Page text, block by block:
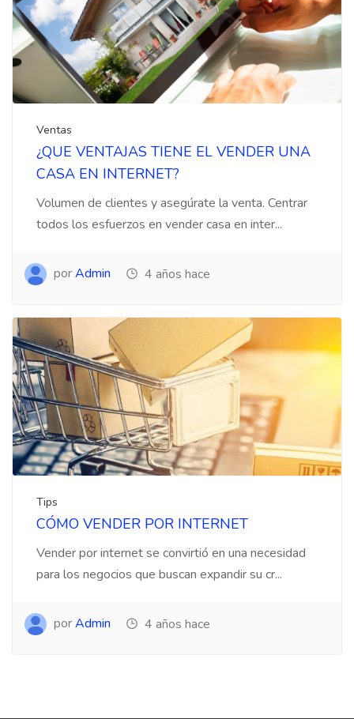
Ventas
¿QUE VENTAJAS TIENE EL VENDER UNA
CASA EN INTERNET?
Volumen de clientes y asegúrate la venta. Centrar
todos los esfuerzos en vender casa en inter...
porAdmin 4 años hace
Tips
CÓMO VENDER POR INTERNET
Vender por internet se convirtió en una necesidad
para los negocios que buscan expandir su cr...
porAdmin 4 años hace